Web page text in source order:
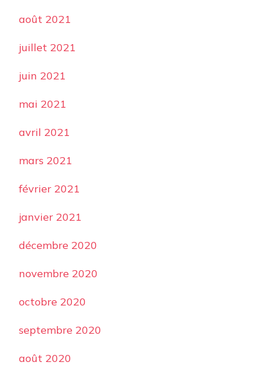
août 2021
juillet 2021
juin 2021
mai 2021
avril 2021
mars 2021
février 2021
janvier 2021
décembre 2020
novembre 2020
octobre 2020
septembre 2020
août 2020